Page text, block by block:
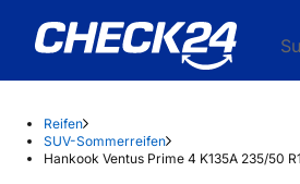
Reifen
SUV-Sommerreifen
Hankook Ventus Prime 4 K135A 235/50